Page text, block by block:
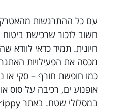
עם כל ההתרגשות
חשוב לזכור שרכישת ביטוח
חיונית. תמיד כדאי לוודא
מכסה את הפעילויות
כמו חופשת חורף – סקי או
אופנוע ים, רכיבה על סוס או